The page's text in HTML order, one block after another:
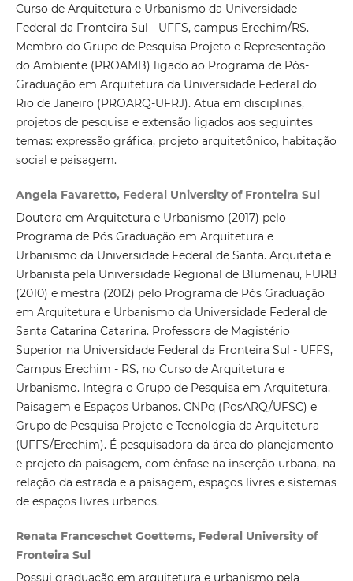
Curso de Arquitetura e Urbanismo da Universidade
Federal da Fronteira Sul - UFFS, campus Erechim/RS.
Membro do Grupo de Pesquisa Projeto e Representação
do Ambiente (PROAMB) ligado ao Programa de Pós-
Graduação em Arquitetura da Universidade Federal do
Rio de Janeiro (PROARQ-UFRJ). Atua em disciplinas,
projetos de pesquisa e extensão ligados aos seguintes
temas: expressão gráfica, projeto arquitetônico, habitação
social e paisagem.
Angela Favaretto, Federal University of Fronteira Sul
Doutora em Arquitetura e Urbanismo (2017) pelo
Programa de Pós Graduação em Arquitetura e
Urbanismo da Universidade Federal de Santa. Arquiteta e
Urbanista pela Universidade Regional de Blumenau, FURB
(2010) e mestra (2012) pelo Programa de Pós Graduação
em Arquitetura e Urbanismo da Universidade Federal de
Santa Catarina Catarina. Professora de Magistério
Superior na Universidade Federal da Fronteira Sul - UFFS,
Campus Erechim - RS, no Curso de Arquitetura e
Urbanismo. Integra o Grupo de Pesquisa em Arquitetura,
Paisagem e Espaços Urbanos. CNPq (PosARQ/UFSC) e
Grupo de Pesquisa Projeto e Tecnologia da Arquitetura
(UFFS/Erechim). É pesquisadora da área do planejamento
e projeto da paisagem, com ênfase na inserção urbana, na
relação da estrada e a paisagem, espaços livres e sistemas
de espaços livres urbanos.
Renata Franceschet Goettems, Federal University of
Fronteira Sul
Possui graduação em arquitetura e urbanismo pela